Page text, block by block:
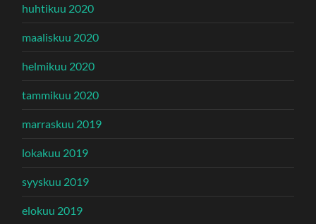
huhtikuu 2020
maaliskuu 2020
helmikuu 2020
tammikuu 2020
marraskuu 2019
lokakuu 2019
syyskuu 2019
elokuu 2019